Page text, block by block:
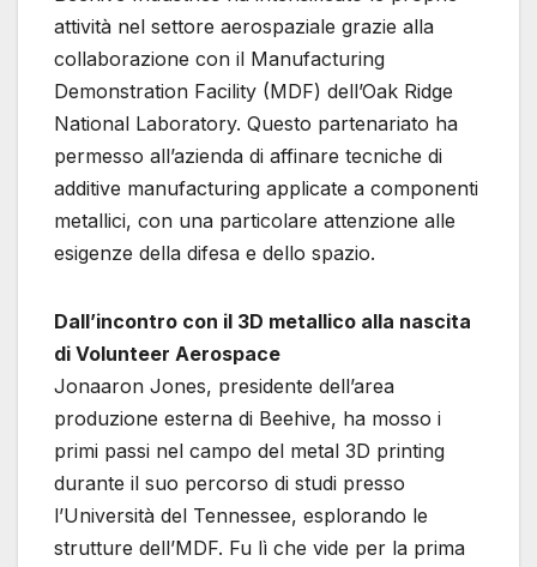
attività nel settore aerospaziale grazie alla
collaborazione con il Manufacturing
Demonstration Facility (MDF) dell’Oak Ridge
National Laboratory. Questo partenariato ha
permesso all’azienda di affinare tecniche di
additive manufacturing applicate a componenti
metallici, con una particolare attenzione alle
esigenze della difesa e dello spazio.
Dall’incontro con il 3D metallico alla nascita
di Volunteer Aerospace
Jonaaron Jones, presidente dell’area
produzione esterna di Beehive, ha mosso i
primi passi nel campo del metal 3D printing
durante il suo percorso di studi presso
l’Università del Tennessee, esplorando le
strutture dell’MDF. Fu lì che vide per la prima